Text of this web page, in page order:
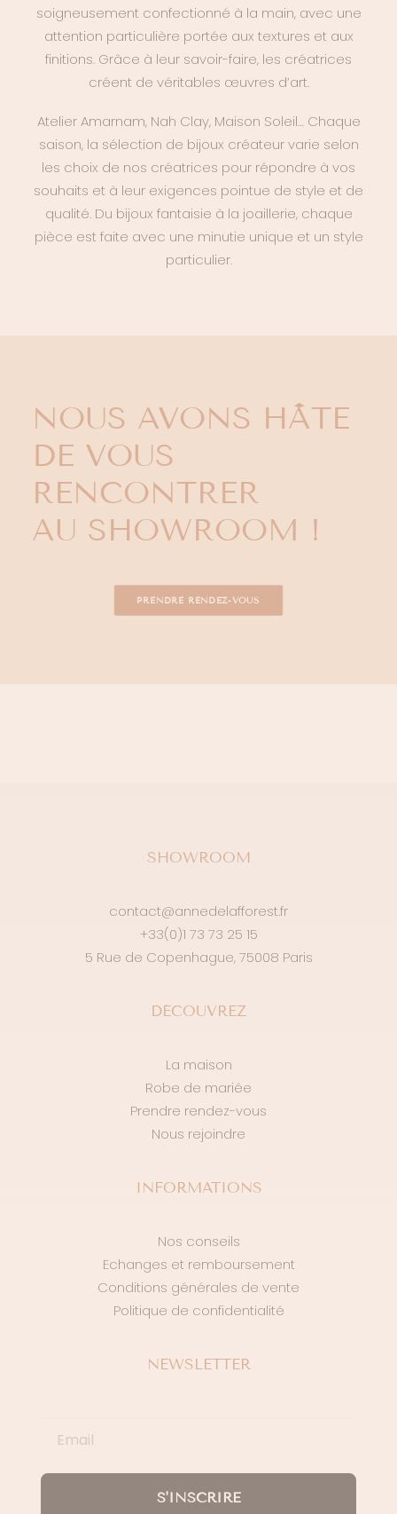
soigneusement confectionné à la main, avec une
attention particulière portée aux textures et aux
finitions. Grâce à leur savoir-faire, les créatrices
créent de véritables œuvres d’art.
Atelier Amarnam, Nah Clay, Maison Soleil… Chaque
saison, la sélection de bijoux créateur varie selon
les choix de nos créatrices pour répondre à vos
souhaits et à leur exigences pointue de style et de
qualité. Du bijoux fantaisie à la joaillerie, chaque
pièce est faite avec une minutie unique et un style
particulier.
NOUS AVONS HÂTE
DE VOUS
RENCONTRER
AU SHOWROOM !
PRENDRE RENDEZ-VOUS
SHOWROOM
contact@annedelafforest.fr
+33(0)1 73 73 25 15
5 Rue de Copenhague, 75008 Paris
DÉCOUVREZ
La maison
Robe de mariée
Prendre rendez-vous
Nous rejoindre
INFORMATIONS
Nos conseils
Echanges et remboursement
Conditions générales de vente
Politique de confidentialité
NEWSLETTER
S'INSCRIRE